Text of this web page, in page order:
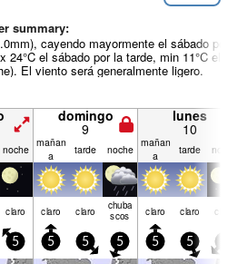
summary:
cayendo mayormente el sábado por
24°C el sábado por la tarde, min 11°C el
El viento será generalmente ligero.
domingo
9
lunes
10
noche mañan
a
tarde noche mañan
a
tarde
claro claro claro chuba
scos claro claro
5 5 5 5 5 5